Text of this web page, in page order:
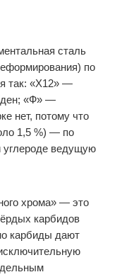
сталь
по
так: «Х12» —
«Ф» —
нет, потому что
1,5 %) — по
углероде ведущую
хрома» — это
карбидов
карбиды дают